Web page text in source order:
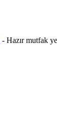
- Hazır mutfak